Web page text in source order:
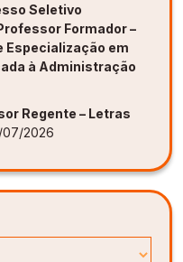
Seletivo
Formador –
Especialização em
à Administração
Regente – Letras
2026